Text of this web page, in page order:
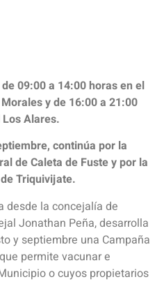
09:00 a 14:00 horas en el
y de 16:00 a 21:00
Alares.
continúa por la
de Caleta de Fuste y por la
Triquivijate.
desde la concejalía de
Jonathan Peña, desarrolla
y septiembre una Campaña
permite vacunar e
o cuyos propietarios